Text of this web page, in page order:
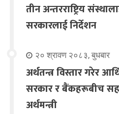
तीन अन्तरराष्ट्रिय
सरकारलाई निर्देशन
२० श्रावण २०८३, बुधबार
अर्थतन्त्र विस्तार गरेर
सरकार र बैंकहरूबीच
अर्थमन्त्री